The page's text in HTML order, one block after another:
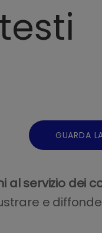
GUARDA
al servizio dei
e